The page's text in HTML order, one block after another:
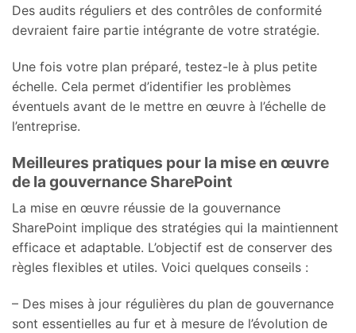
Des audits réguliers et des contrôles de conformité
devraient faire partie intégrante de votre stratégie.
Une fois votre plan préparé, testez-le à plus petite
échelle. Cela permet d’identifier les problèmes
éventuels avant de le mettre en œuvre à l’échelle de
l’entreprise.
Meilleures pratiques pour la mise en œuvre
de la gouvernance SharePoint
La mise en œuvre réussie de la gouvernance
SharePoint implique des stratégies qui la maintiennent
efficace et adaptable. L’objectif est de conserver des
règles flexibles et utiles. Voici quelques conseils :
– Des mises à jour régulières du plan de gouvernance
sont essentielles au fur et à mesure de l’évolution de